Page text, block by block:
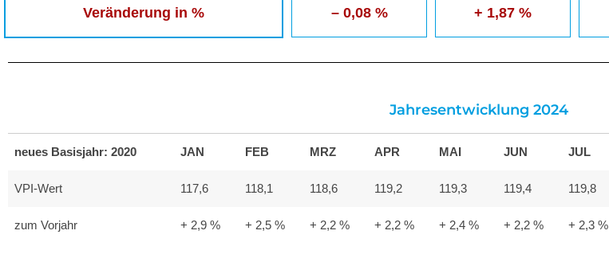
Veränderung in % – 0,08 % + 1,87 %
Jahresentwicklung 2024
neues Basisjahr: 2020 JAN FEB MRZ APR MAI JUN JUL
VPI-Wert 117,6 118,1 118,6 119,2 119,3 119,4 119,8
zum Vorjahr + 2,9 % + 2,5 % + 2,2 % + 2,2 % + 2,4 % + 2,2 % + 2,3 %